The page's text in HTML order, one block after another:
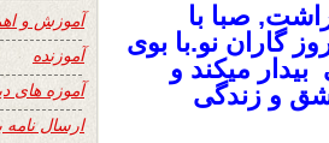
صبا با
گاران نو.با بوی
میکند و
و زندگی
آموزش و
آموزنده
آموزه های
ارسال نامه